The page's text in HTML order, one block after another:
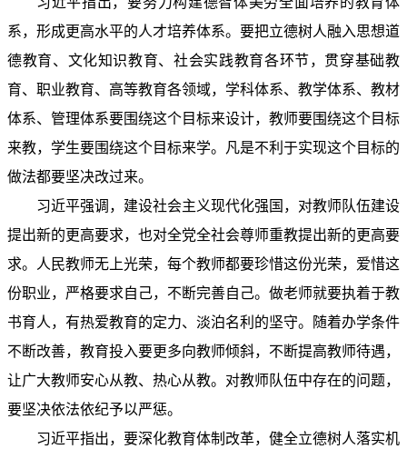
系，形成更高水平的人才培养体系。要把立德树人融入思想道
德教育、文化知识教育、社会实践教育各环节，贯穿基础教
育、职业教育、高等教育各领域，学科体系、教学体系、教材
体系、管理体系要围绕这个目标来设计，教师要围绕这个目标
来教，学生要围绕这个目标来学。凡是不利于实现这个目标的
做法都要坚决改过来。
习近平强调，建设社会主义现代化强国，对教师队伍建设
提出新的更高要求，也对全党全社会尊师重教提出新的更高要
求。人民教师无上光荣，每个教师都要珍惜这份光荣，爱惜这
份职业，严格要求自己，不断完善自己。做老师就要执着于教
书育人，有热爱教育的定力、淡泊名利的坚守。随着办学条件
不断改善，教育投入要更多向教师倾斜，不断提高教师待遇，
让广大教师安心从教、热心从教。对教师队伍中存在的问题，
要坚决依法依纪予以严惩。
习近平指出，要深化教育体制改革，健全立德树人落实机